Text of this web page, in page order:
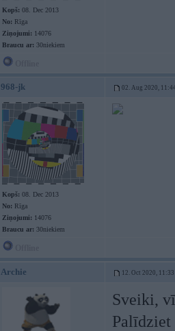
Kopš: 08. Dec 2013
No: Rīga
Ziņojumi: 14076
Braucu ar: 30niekiem
968-jk 02. Aug 2020,
Kopš: 08. Dec 2013
No: Rīga
Ziņojumi: 14076
Braucu ar: 30niekiem
Archie 12. Oct 2020, 11:33
Sveiki,